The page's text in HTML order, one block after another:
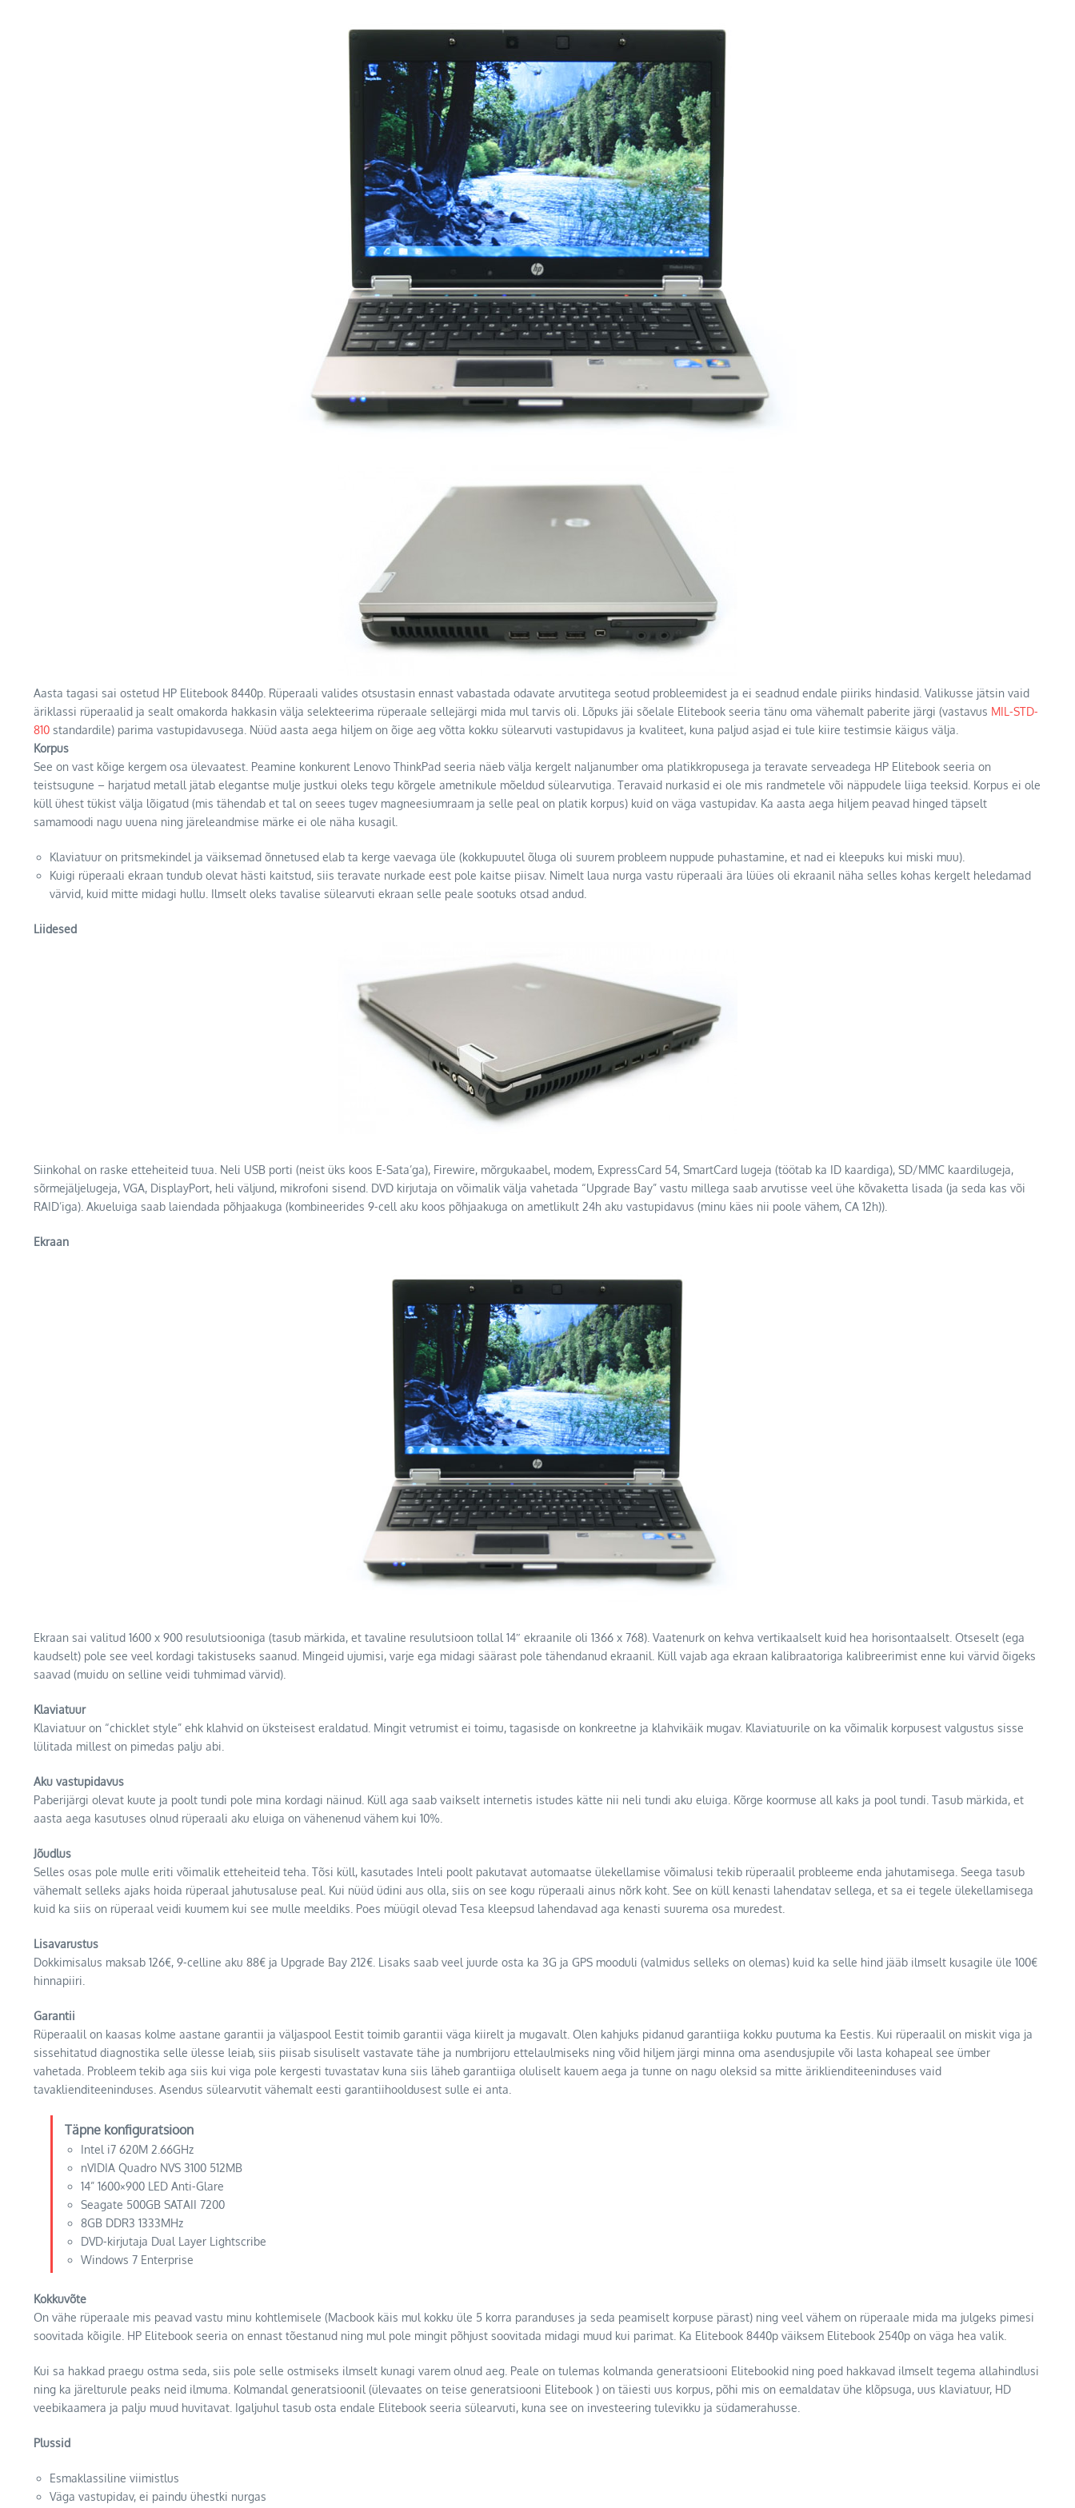
Aasta tagasi sai ostetud HP Elitebook 8440p. Rüperaali valides otsustasin ennast vabastada odavate arvutitega seotud probleemidest ja ei seadnud endale piiriks hindasid. Valikusse jätsin vaid
äriklassi rüperaalid ja sealt omakorda hakkasin välja selekteerima rüperaale sellejärgi mida mul tarvis oli. Lõpuks jäi sõelale Elitebook seeria tänu oma vähemalt paberite järgi (vastavus MIL-STD-
810 standardile) parima vastupidavusega. Nüüd aasta aega hiljem on õige aeg võtta kokku sülearvuti vastupidavus ja kvaliteet, kuna paljud asjad ei tule kiire testimsie käigus välja.
Korpus
See on vast kõige kergem osa ülevaatest. Peamine konkurent Lenovo ThinkPad seeria näeb välja kergelt naljanumber oma platikkropusega ja teravate serveadega HP Elitebook seeria on
teistsugune – harjatud metall jätab elegantse mulje justkui oleks tegu kõrgele ametnikule mõeldud sülearvutiga. Teravaid nurkasid ei ole mis randmetele või näppudele liiga teeksid. Korpus ei ole
küll ühest tükist välja lõigatud (mis tähendab et tal on seees tugev magneesiumraam ja selle peal on platik korpus) kuid on väga vastupidav. Ka aasta aega hiljem peavad hinged täpselt
samamoodi nagu uuena ning järeleandmise märke ei ole näha kusagil.
Klaviatuur on pritsmekindel ja väiksemad õnnetused elab ta kerge vaevaga üle (kokkupuutel õluga oli suurem probleem nuppude puhastamine, et nad ei kleepuks kui miski muu).
Kuigi rüperaali ekraan tundub olevat hästi kaitstud, siis teravate nurkade eest pole kaitse piisav. Nimelt laua nurga vastu rüperaali ära lüües oli ekraanil näha selles kohas kergelt heledamad
värvid, kuid mitte midagi hullu. Ilmselt oleks tavalise sülearvuti ekraan selle peale sootuks otsad andud.
Liidesed
Siinkohal on raske etteheiteid tuua. Neli USB porti (neist üks koos E-Sata’ga), Firewire, mõrgukaabel, modem, ExpressCard 54, SmartCard lugeja (töötab ka ID kaardiga), SD/MMC kaardilugeja,
sõrmejäljelugeja, VGA, DisplayPort, heli väljund, mikrofoni sisend. DVD kirjutaja on võimalik välja vahetada “Upgrade Bay” vastu millega saab arvutisse veel ühe kõvaketta lisada (ja seda kas või
RAID’iga). Akueluiga saab laiendada põhjaakuga (kombineerides 9-cell aku koos põhjaakuga on ametlikult 24h aku vastupidavus (minu käes nii poole vähem, CA 12h)).
Ekraan
Ekraan sai valitud 1600 x 900 resulutsiooniga (tasub märkida, et tavaline resulutsioon tollal 14″ ekraanile oli 1366 x 768). Vaatenurk on kehva vertikaalselt kuid hea horisontaalselt. Otseselt (ega
kaudselt) pole see veel kordagi takistuseks saanud. Mingeid ujumisi, varje ega midagi säärast pole tähendanud ekraanil. Küll vajab aga ekraan kalibraatoriga kalibreerimist enne kui värvid õigeks
saavad (muidu on selline veidi tuhmimad värvid).
Klaviatuur
Klaviatuur on “chicklet style” ehk klahvid on üksteisest eraldatud. Mingit vetrumist ei toimu, tagasisde on konkreetne ja klahvikäik mugav. Klaviatuurile on ka võimalik korpusest valgustus sisse
lülitada millest on pimedas palju abi.
Aku vastupidavus
Paberijärgi olevat kuute ja poolt tundi pole mina kordagi näinud. Küll aga saab vaikselt internetis istudes kätte nii neli tundi aku eluiga. Kõrge koormuse all kaks ja pool tundi. Tasub märkida, et
aasta aega kasutuses olnud rüperaali aku eluiga on vähenenud vähem kui 10%.
Jõudlus
Selles osas pole mulle eriti võimalik etteheiteid teha. Tõsi küll, kasutades Inteli poolt pakutavat automaatse ülekellamise võimalusi tekib rüperaalil probleeme enda jahutamisega. Seega tasub
vähemalt selleks ajaks hoida rüperaal jahutusaluse peal. Kui nüüd üdini aus olla, siis on see kogu rüperaali ainus nõrk koht. See on küll kenasti lahendatav sellega, et sa ei tegele ülekellamisega
kuid ka siis on rüperaal veidi kuumem kui see mulle meeldiks. Poes müügil olevad Tesa kleepsud lahendavad aga kenasti suurema osa muredest.
Lisavarustus
Dokkimisalus maksab 126€, 9-celline aku 88€ ja Upgrade Bay 212€. Lisaks saab veel juurde osta ka 3G ja GPS mooduli (valmidus selleks on olemas) kuid ka selle hind jääb ilmselt kusagile üle 100€
hinnapiiri.
Garantii
Rüperaalil on kaasas kolme aastane garantii ja väljaspool Eestit toimib garantii väga kiirelt ja mugavalt. Olen kahjuks pidanud garantiiga kokku puutuma ka Eestis. Kui rüperaalil on miskit viga ja
sissehitatud diagnostika selle ülesse leiab, siis piisab sisuliselt vastavate tähe ja numbrijoru ettelaulmiseks ning võid hiljem järgi minna oma asendusjupile või lasta kohapeal see ümber
vahetada. Probleem tekib aga siis kui viga pole kergesti tuvastatav kuna siis läheb garantiiga oluliselt kauem aega ja tunne on nagu oleksid sa mitte äriklienditeeninduses vaid
tavaklienditeeninduses. Asendus sülearvutit vähemalt eesti garantiihooldusest sulle ei anta.
Täpne konfiguratsioon
Intel i7 620M 2.66GHz
nVIDIA Quadro NVS 3100 512MB
14” 1600×900 LED Anti-Glare
Seagate 500GB SATAII 7200
8GB DDR3 1333MHz
DVD-kirjutaja Dual Layer Lightscribe
Windows 7 Enterprise
Kokkuvõte
On vähe rüperaale mis peavad vastu minu kohtlemisele (Macbook käis mul kokku üle 5 korra paranduses ja seda peamiselt korpuse pärast) ning veel vähem on rüperaale mida ma julgeks pimesi
soovitada kõigile. HP Elitebook seeria on ennast tõestanud ning mul pole mingit põhjust soovitada midagi muud kui parimat. Ka Elitebook 8440p väiksem Elitebook 2540p on väga hea valik.
Kui sa hakkad praegu ostma seda, siis pole selle ostmiseks ilmselt kunagi varem olnud aeg. Peale on tulemas kolmanda generatsiooni Elitebookid ning poed hakkavad ilmselt tegema allahindlusi
ning ka järelturule peaks neid ilmuma. Kolmandal generatsioonil (ülevaates on teise generatsiooni Elitebook ) on täiesti uus korpus, põhi mis on eemaldatav ühe klõpsuga, uus klaviatuur, HD
veebikaamera ja palju muud huvitavat. Igaljuhul tasub osta endale Elitebook seeria sülearvuti, kuna see on investeering tulevikku ja südamerahusse.
Plussid
Esmaklassiline viimistlus
Väga vastupidav, ei paindu ühestki nurgas